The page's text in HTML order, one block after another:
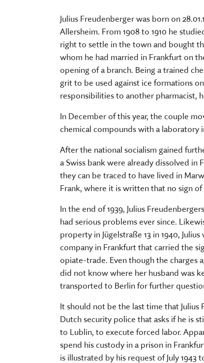
Julius Freudenberger was born on
Allersheim. From 1908 to 1910 he
right to settle in the town and bought
whom he had married in Frankfurt on
opening of a branch. Being a trained
grit to be used against ice formations
responsibilities to another pharmacist,
In December of this year, the couple
chemical compounds with a laboratory
After the national socialism gained
a Swiss bank were already dissolved in
they can be traced to have lived in
Frank, where it is written that no sign
In the end of 1939, Julius
had serious problems ever since.
property in Jügelstraße 13 in 1940,
company in Frankfurt that carried the
opiate-trade. Even though the charges
did not know where her husband was
transported to Berlin for further
It should not be the last time that
Dutch security police that asks if he is
to Lublin, to execute forced labor.
spend his custody in a prison in
is illustrated by his request of July